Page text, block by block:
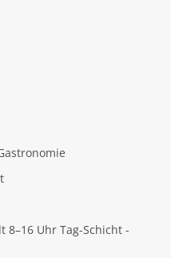
8–16 Uhr Tag-Schicht -